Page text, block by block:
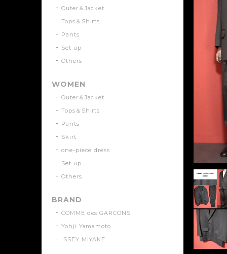
Outer＆Jacket
Tops＆Shirts
Pants
Set up
Others
WOMEN
Outer＆Jacket
Tops＆Shirts
Pants
Skirt
one-piece dress
Set up
Others
BRAND
COMME des GARCONS
Yohji Yamamoto
ISSEY MIYAKE